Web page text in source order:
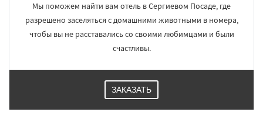
Мы поможем найти вам отель в Сергиевом Посаде, где
разрешено заселяться с домашними животными в номера,
чтобы вы не расставались со своими любимцами и были
счастливы.
ЗАКАЗАТЬ